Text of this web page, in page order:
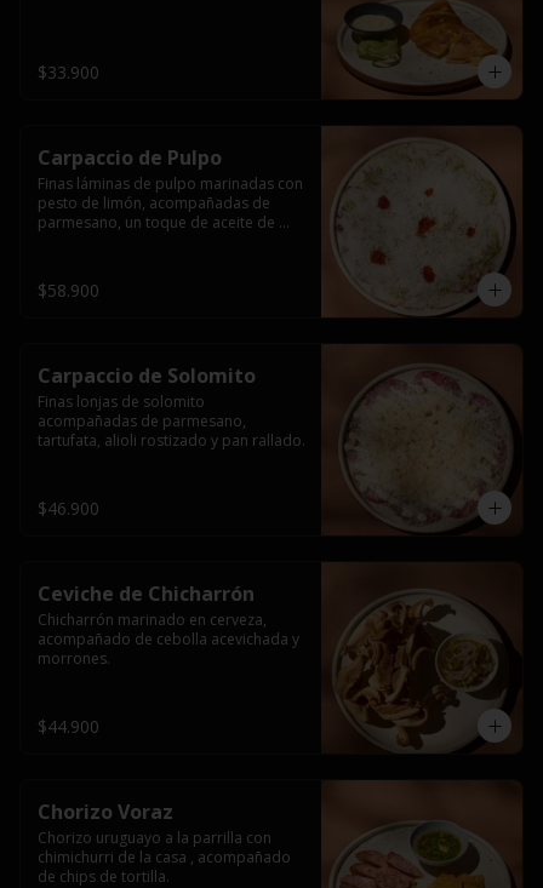
$33.900
Carpaccio de Pulpo
Finas láminas de pulpo marinadas con
pesto de limón, acompañadas de
parmesano, un toque de aceite de
$58.900
Carpaccio de Solomito
Finas lonjas de solomito
acompañadas de parmesano,
tartufata, alioli rostizado y pan rallado.
$46.900
Ceviche de Chicharrón
Chicharrón marinado en cerveza,
acompañado de cebolla acevichada y
morrones.
$44.900
Chorizo Voraz
Chorizo uruguayo a la parrilla con
chimichurri de la casa , acompañado
de chips de tortilla.